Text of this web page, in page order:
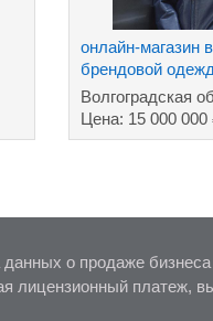
онлайн-магазин
брендовой
Волгоградская
Цена: 15 000 000
о продаже
лицензионный платеж,